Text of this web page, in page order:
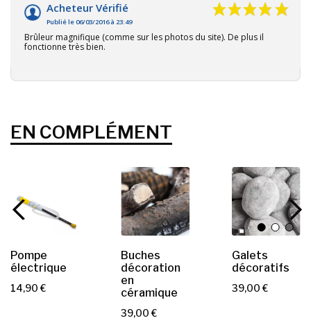
Acheteur Vérifié
Publié le 06/03/2016 à 23:49
Brûleur magnifique (comme sur les photos du site). De plus il
fonctionne très bien.
EN COMPLÉMENT
Pompe
électrique
P
14,90 €
Buches
décoration
en
céramique
P
39,00 €
Galets
décoratifs
P
39,00 €